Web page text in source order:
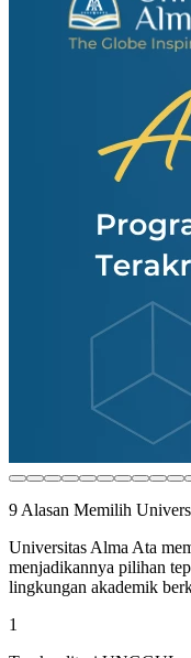
9 Alasan Memilih
Universitas Alma Ata
menjadikannya pilihan
lingkungan akademik
1